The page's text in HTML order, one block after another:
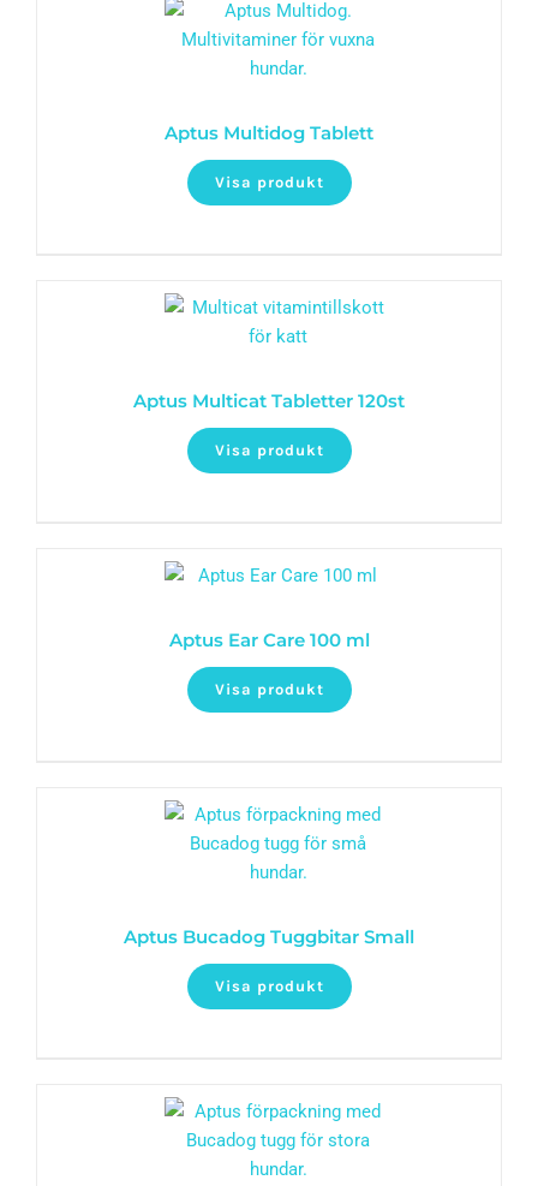
Aptus Multidog Tablett
Visa produkt
Aptus Multicat Tabletter 120st
Visa produkt
Aptus Ear Care 100 ml
Visa produkt
Aptus Bucadog Tuggbitar Small
Visa produkt